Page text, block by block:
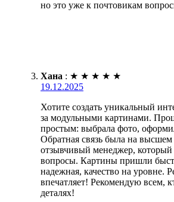
но это уже к почтовикам
Хана : ★ ★ ★ ★ ★
19.12.2025
Хотите создать уникальный
за модульными картинами.
простым: выбрала фото,
Обратная связь была на
отзывчивый менеджер, который
вопросы. Картины пришли
надежная, качество на уровне.
впечатляет! Рекомендую всем,
деталях!